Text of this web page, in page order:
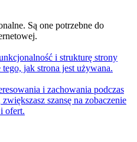
Są one potrzebne do
i strukturę strony
jak strona jest używana.
i zachowania podczas
szansę na zobaczenie
ofert.